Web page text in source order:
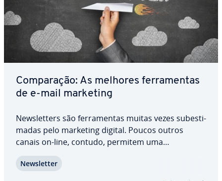
Com­pa­ra­ção: As melhores fer­ra­men­tas
de e-mail marketing
News­let­ters são fer­ra­men­tas muitas vezes su­bes­ti­
ma­das pelo marketing digital. Poucos outros
canais on-line, contudo, permitem uma
Com um software preparado para fazer e-mail
News­let­ter